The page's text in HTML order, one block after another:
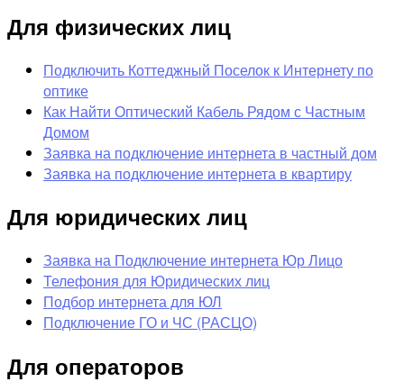
Для физических лиц
Подключить Коттеджный Поселок к Интернету по
оптике
Как Найти Оптический Кабель Рядом с Частным
Домом
Заявка на подключение интернета в частный дом
Заявка на подключение интернета в квартиру
Для юридических лиц
Заявка на Подключение интернета Юр Лицо
Телефония для Юридических лиц
Подбор интернета для ЮЛ
Подключение ГО и ЧС (РАСЦО)
Для операторов